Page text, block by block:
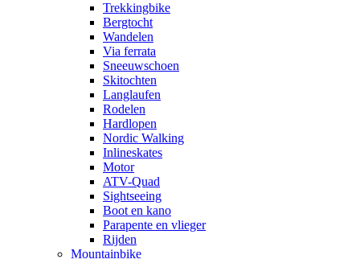
Trekkingbike
Bergtocht
Wandelen
Via ferrata
Sneeuwschoen
Skitochten
Langlaufen
Rodelen
Hardlopen
Nordic Walking
Inlineskates
Motor
ATV-Quad
Sightseeing
Boot en kano
Parapente en vlieger
Rijden
Mountainbike